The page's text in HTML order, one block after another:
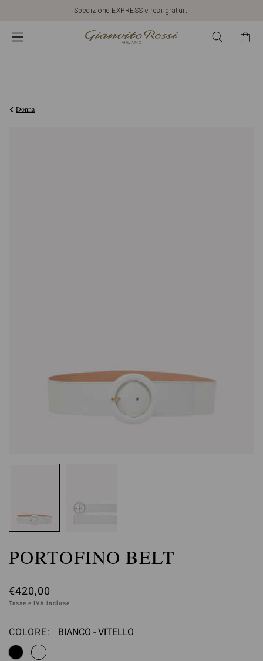
Spedizione EXPRESS e resi gratuiti
Donna
PORTOFINO BELT
€420,00
Tasse e IVA incluse
COLORE: Seleziona
BIANCO - VITELLO